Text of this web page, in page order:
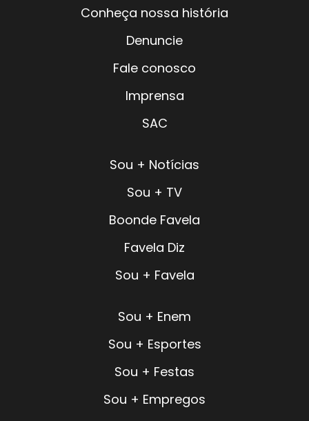
Conheça nossa história
Denuncie
Fale conosco
Imprensa
SAC
Sou + Notícias
Sou + TV
Boonde Favela
Favela Diz
Sou + Favela
Sou + Enem
Sou + Esportes
Sou + Festas
Sou + Empregos